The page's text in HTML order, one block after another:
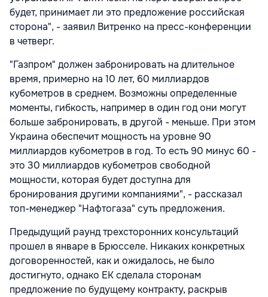
будет, принимает ли это предложение российская
сторона", - заявил Витренко на пресс-конференции
в четверг.
"Газпром" должен забронировать на длительное
время, примерно на 10 лет, 60 миллиардов
кубометров в среднем. Возможны определенные
моменты, гибкость, например в один год они могут
больше забронировать, в другой - меньше. При этом
Украина обеспечит мощность на уровне 90
миллиардов кубометров в год. То есть 90 минус 60 -
это 30 миллиардов кубометров свободной
мощности, которая будет доступна для
бронирования другими компаниями", - рассказал
топ-менеджер "Нафтогаза" суть предложения.
Предыдущий раунд трехсторонних консультаций
прошел в январе в Брюсселе. Никаких конкретных
договоренностей, как и ожидалось, не было
достигнуто, однако ЕК сделала сторонам
предложение по будущему контракту, раскрыв